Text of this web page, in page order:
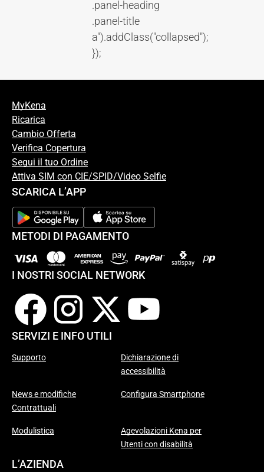
.panel-heading
.panel-title
a").addClass("collapsed");
});
MyKena
Ricarica
Cambio Offerta
Verifica Copertura
Segui il tuo Ordine
Attiva SIM con CIE/SPID/Video Selfie
SCARICA L’APP
METODI DI PAGAMENTO
I NOSTRI SOCIAL NETWORK
SERVIZI E INFO UTILI
Supporto
Dichiarazione di
accessibilità
News e modifiche
Contrattuali
Configura Smartphone
Modulistica
Agevolazioni Kena per
Utenti con disabilità
L’AZIENDA